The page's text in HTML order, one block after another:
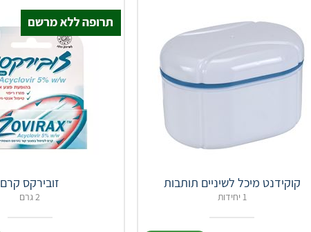
קוקידנט מיכל לשיניים תותבות
1 יחידות
זובירקס קרם
2 גרם